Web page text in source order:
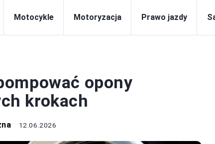
Motocykle Motoryzacja Prawo jazdy
opony
krokach
12.06.2026